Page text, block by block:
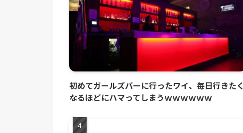
初めてガールズバーに行ったワイ、毎日行きたく
なるほどにハマってしまうｗｗｗｗｗｗ